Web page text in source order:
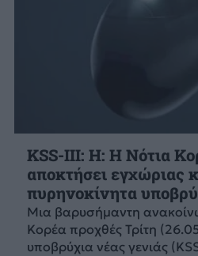
KSS-III: Η: Η Νότια
αποκτήσει εγχώριας
πυρηνοκίνητα
Μια βαρυσήμαντη
Κορέα προχθές Τρίτη
υποβρύχια νέας γενιάς